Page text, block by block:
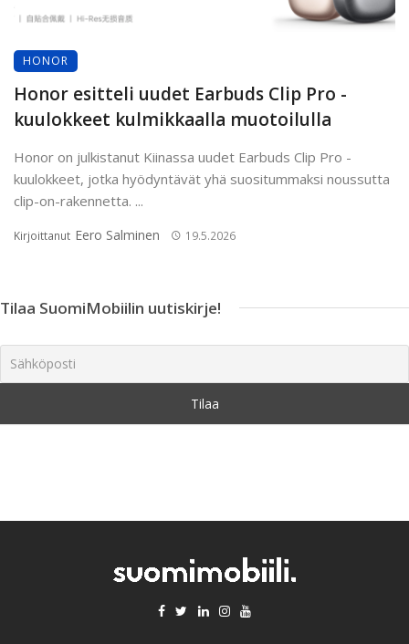
HONOR
Honor esitteli uudet Earbuds Clip Pro -
kuulokkeet kulmikkaalla muotoilulla
Honor on julkistanut Kiinassa uudet Earbuds Clip Pro -
kuulokkeet, jotka hyödyntävät yhä suositummaksi noussutta
clip-on-rakennetta. ...
Kirjoittanut Eero Salminen 19.5.2026
Tilaa SuomiMobiilin uutiskirje!